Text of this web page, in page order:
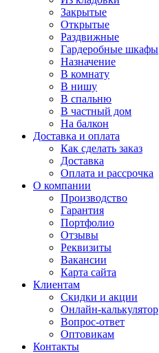
Закрытые
Открытые
Раздвижные
Гардеробные шкафы
Назначение
В комнату
В нишу
В спальню
В частный дом
На балкон
Доставка и оплата
Как сделать заказ
Доставка
Оплата и рассрочка
О компании
Производство
Гарантия
Портфолио
Отзывы
Реквизиты
Вакансии
Карта сайта
Клиентам
Скидки и акции
Онлайн-калькулятор
Вопрос-ответ
Оптовикам
Контакты